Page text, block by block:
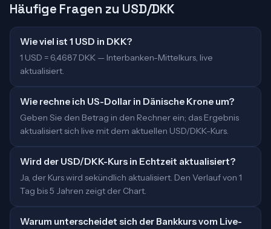
Häufige Fragen zu USD/DKK
Wie viel ist 1 USD in DKK?
1 USD = 6,4687 DKK — Interbanken-Mittelkurs, live
aktualisiert.
Wie rechne ich US-Dollar in Dänische Krone um?
Geben Sie den Betrag in den Rechner ein; das Ergebnis
aktualisiert sich live mit dem aktuellen USD/DKK-Kurs.
Wird der USD/DKK-Kurs in Echtzeit aktualisiert?
Ja, der Kurs wird sekündlich aktualisiert. Den Verlauf von 1
Tag bis 5 Jahren zeigt der Chart.
Warum unterscheidet sich der Bankkurs vom Live-